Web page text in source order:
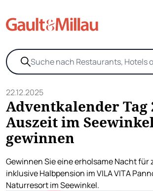
22.12.2025
Adventkalender Tag
Auszeit im
gewinnen
Gewinnen Sie eine erholsame Nacht für
inklusive Halbpension im VILA VITA
Naturresort im Seewinkel.